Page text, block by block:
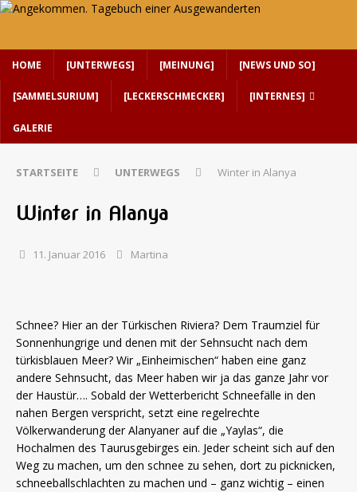
HOME [UNTERWEGS] [MEINUNG] [NEWS UND SO]
[SAMMELSURIUM] [LECKERSCHMECKER] [INTERNES]
GALERIE
STARTSEITE UNTERWEGS Winter in Alanya
Winter in Alanya
11. Januar 2016 Martina
Schnee? Hier an der Türkischen Riviera? Dem Traumziel für
Sonnenhungrige und denen mit der Sehnsucht nach dem
türkisblauen Meer? Wir „Einheimischen“ haben eine ganz
andere Sehnsucht, das Meer haben wir ja das ganze Jahr vor
der Haustür…. Sobald der Wetterbericht Schneefälle in den
nahen Bergen verspricht, setzt eine regelrechte
Völkerwanderung der Alanyaner auf die „Yaylas“, die
Hochalmen des Taurusgebirges ein. Jeder scheint sich auf den
Weg zu machen, um den schnee zu sehen, dort zu picknicken,
schneeballschlachten zu machen und – ganz wichtig – einen